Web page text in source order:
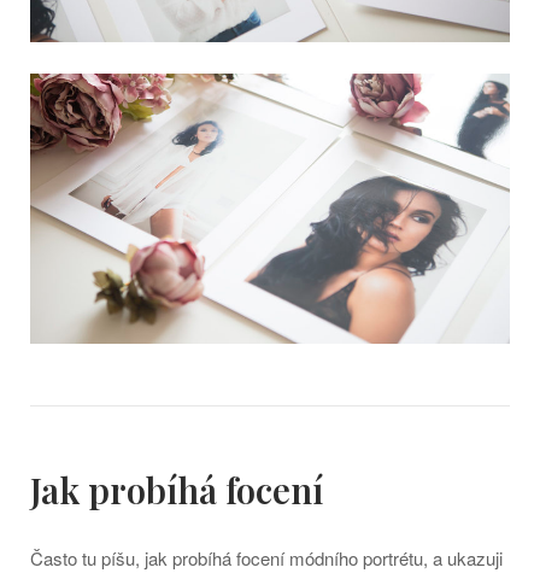
Jak probíhá focení
Často tu píšu, jak probíhá focení módního portrétu, a ukazuji